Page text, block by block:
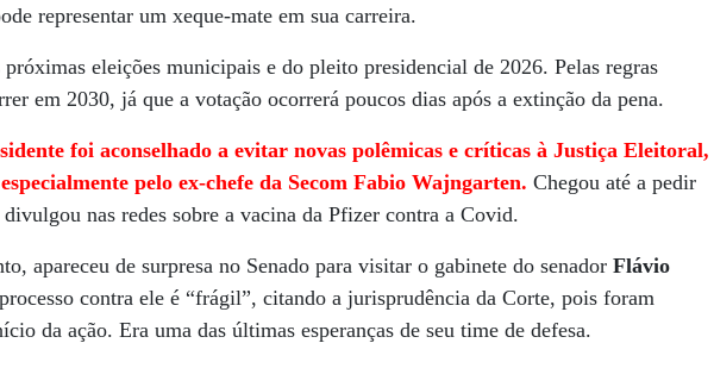
representar um xeque-mate em sua carreira.
eleições municipais e do pleito presidencial de 2026. Pelas regras
em 2030, já que a votação ocorrerá poucos dias após a extinção da pena.
foi aconselhado a evitar novas polêmicas e críticas à Justiça Eleitoral,
pelo ex-chefe da Secom Fabio Wajngarten. Chegou até a pedir
nas redes sobre a vacina da Pfizer contra a Covid.
apareceu de surpresa no Senado para visitar o gabinete do senadorFlávio
contra ele é “frágil”, citando a jurisprudência da Corte, pois foram
da ação. Era uma das últimas esperanças de seu time de defesa.